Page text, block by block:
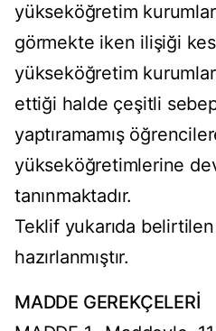
yükseköğretim
görmekte iken ilişiği
yükseköğretim
ettiği halde çeşitli
yaptıramamış
yükseköğretimlerine
tanınmaktadır.
Teklif yukarıda
hazırlanmıştır.
MADDE GEREKÇELERİ